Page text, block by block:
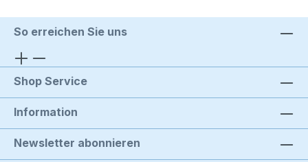
So erreichen Sie uns
Shop Service
Information
Newsletter abonnieren